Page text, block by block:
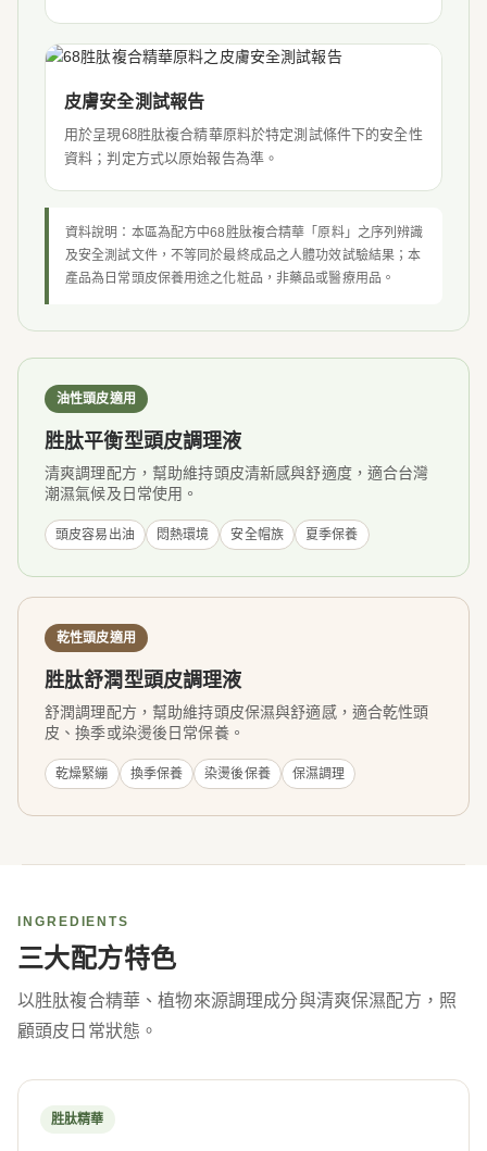
皮膚安全測試報告
用於呈現68胜肽複合精華原料於特定測試條件下的安全性
資料；判定方式以原始報告為準。
資料說明：本區為配方中68胜肽複合精華「原料」之序列辨識
及安全測試文件，不等同於最終成品之人體功效試驗結果；本
產品為日常頭皮保養用途之化粧品，非藥品或醫療用品。
油性頭皮適用
胜肽平衡型頭皮調理液
清爽調理配方，幫助維持頭皮清新感與舒適度，適合台灣
潮濕氣候及日常使用。
頭皮容易出油 悶熱環境 安全帽族 夏季保養
乾性頭皮適用
胜肽舒潤型頭皮調理液
舒潤調理配方，幫助維持頭皮保濕與舒適感，適合乾性頭
皮、換季或染燙後日常保養。
乾燥緊繃 換季保養 染燙後保養 保濕調理
INGREDIENTS
三大配方特色
以胜肽複合精華、植物來源調理成分與清爽保濕配方，照
顧頭皮日常狀態。
胜肽精華